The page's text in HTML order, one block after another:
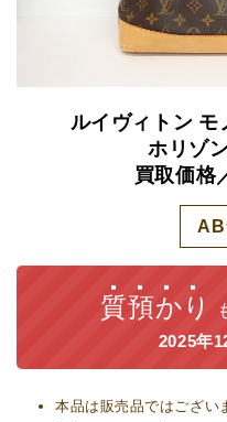
ルイヴィトン モ
ホリゾ
買取価格
AB
質預かり
2025年
本品は販売品ではござい